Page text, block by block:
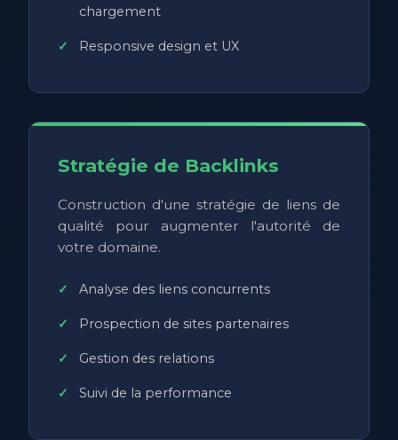
chargement
Responsive design et UX
Stratégie de Backlinks
Construction d'une stratégie de liens de
qualité pour augmenter l'autorité de
votre domaine.
Analyse des liens concurrents
Prospection de sites partenaires
Gestion des relations
Suivi de la performance